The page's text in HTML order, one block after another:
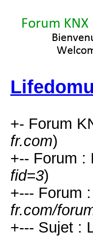
+- Forum
fr.com)
+-- Forum :
fid=3)
+--- Forum
fr.com/
+--- Sujet :